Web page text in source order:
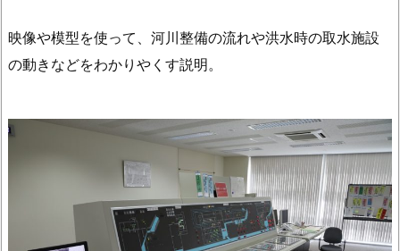
映像や模型を使って、河川整備の流れや洪水時の取水施設
の動きなどをわかりやくす説明。